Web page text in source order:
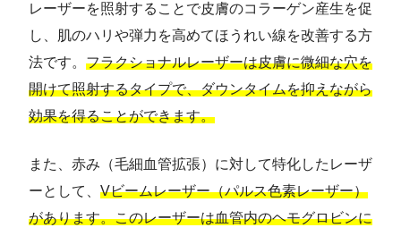
レーザーを照射することで皮膚のコラーゲン産生を促
し、肌のハリや弾力を高めてほうれい線を改善する方
法です。 フラクショナルレーザーは皮膚に微細な穴を
開けて照射するタイプで、ダウンタイムを抑えながら
効果を得ることができます。
また、赤み（毛細血管拡張）に対して特化したレーザ
ーとして、 Vビームレーザー（パルス色素レーザー）
があります。このレーザーは血管内のヘモグロビンに